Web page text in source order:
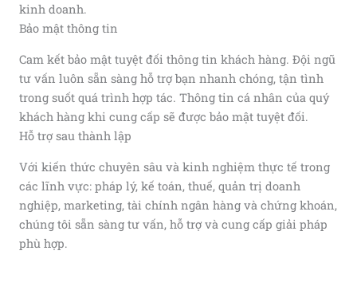
kinh doanh.
Bảo mật thông tin
Cam kết bảo mật tuyệt đối thông tin khách hàng. Đội ngũ
tư vấn luôn sẵn sàng hỗ trợ bạn nhanh chóng, tận tình
trong suốt quá trình hợp tác. Thông tin cá nhân của quý
khách hàng khi cung cấp sẽ được bảo mật tuyệt đối.
Hỗ trợ sau thành lập
Với kiến thức chuyên sâu và kinh nghiệm thực tế trong
các lĩnh vực: pháp lý, kế toán, thuế, quản trị doanh
nghiệp, marketing, tài chính ngân hàng và chứng khoán,
chúng tôi sẵn sàng tư vấn, hỗ trợ và cung cấp giải pháp
phù hợp.